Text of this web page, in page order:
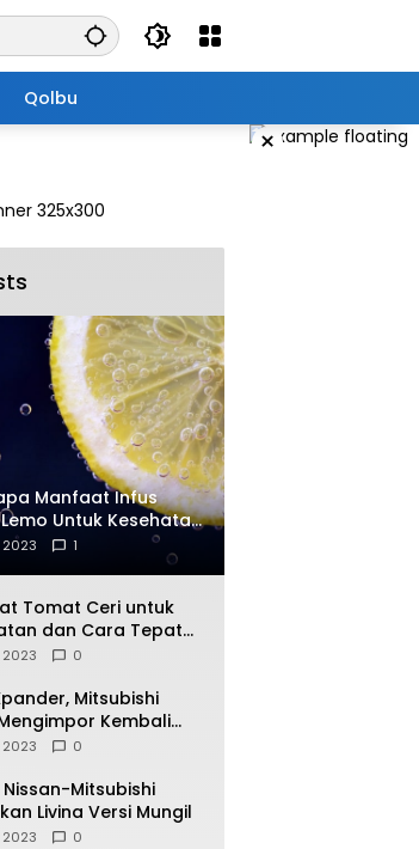
Qolbu
×
Manfaat Infus
Untuk Kesehatan
2023 1
Tomat Ceri untuk
dan Cara Tepat
2023 0
Mitsubishi
Kembali
2023 0
Mitsubishi
Livina Versi Mungil
2023 0